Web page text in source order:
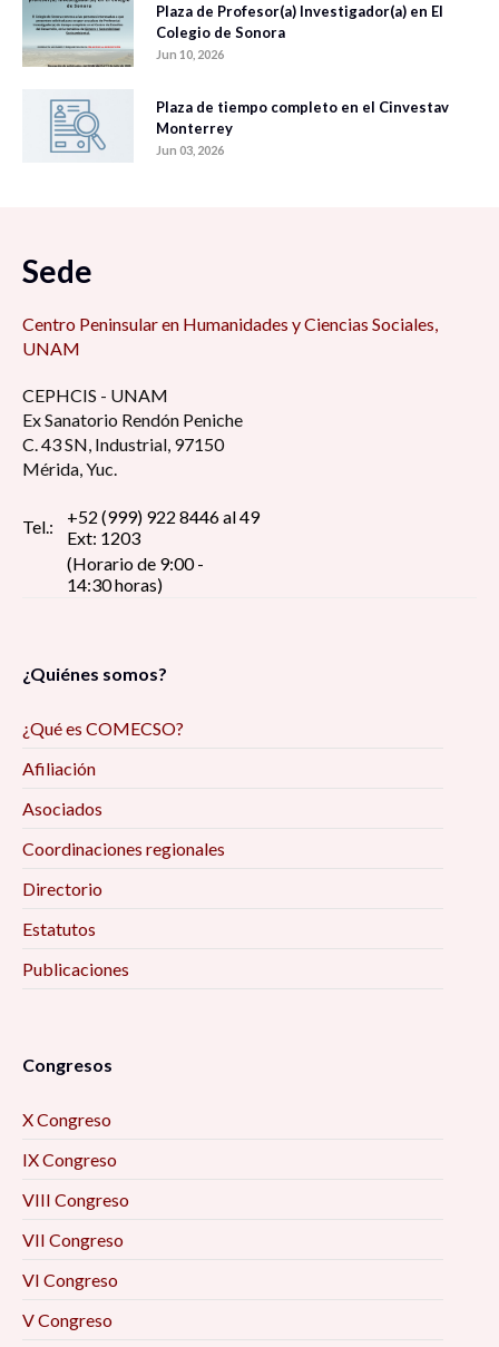
Plaza de Profesor(a) Investigador(a) en El
Colegio de Sonora
Jun 10, 2026
Plaza de tiempo completo en el Cinvestav
Monterrey
Jun 03, 2026
Sede
Centro Peninsular en Humanidades y Ciencias Sociales,
UNAM
CEPHCIS - UNAM
Ex Sanatorio Rendón Peniche
C. 43 SN, Industrial, 97150
Mérida, Yuc.
Tel.:
+52 (999) 922 8446 al 49
Ext: 1203
(Horario de 9:00 -
14:30 horas)
¿Quiénes somos?
¿Qué es COMECSO?
Afiliación
Asociados
Coordinaciones regionales
Directorio
Estatutos
Publicaciones
Congresos
X Congreso
IX Congreso
VIII Congreso
VII Congreso
VI Congreso
V Congreso